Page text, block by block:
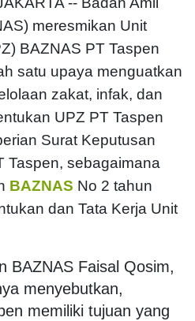
meresmikan Unit
BAZNAS PT Taspen
satu upaya menguatkan
zakat, infak, dan
UPZ PT Taspen
Surat Keputusan
Taspen, sebagaimana
BAZNAS No 2 tahun
dan Tata Kerja Unit
BAZNAS Faisal Qosim,
menyebutkan,
memiliki tujuan yang